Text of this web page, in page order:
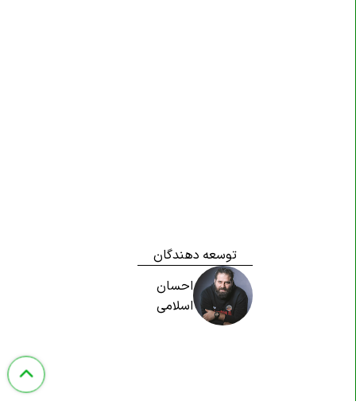
توسعه دهندگان
احسان
اسلامی